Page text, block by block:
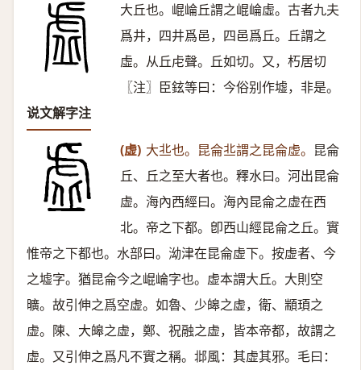
大丘也。崐崘丘謂之崐崘虛。古者九夫
爲井，四井爲邑，四邑爲丘。丘謂之
虛。从丘虍聲。丘如切。又，朽居切
〖注〗臣鉉等曰：今俗别作墟，非是。
说文解字注
(虚) 大丠也。昆侖丠謂之昆侖虚。 昆侖
丘、丘之至大者也。釋水曰。河出昆侖
虚。海內西經曰。海內昆侖之虚在西
北。帝之下都。卽西山經昆侖之丘。實
惟帝之下都也。水部曰。泑津在昆侖虚下。按虚者、今
之墟字。猶昆侖今之崐崘字也。虚本謂大丘。大則空
曠。故引伸之爲空虚。如魯、少皞之虚，衛、顓頊之
虚。陳、大皞之虚，鄭、祝融之虚，皆本帝都，故謂之
虚。又引伸之爲凡不實之稱。邶風：其虚其邪。毛曰：